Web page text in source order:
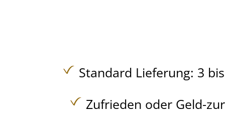
Standard Lieferung: 3
Zufrieden oder Geld-